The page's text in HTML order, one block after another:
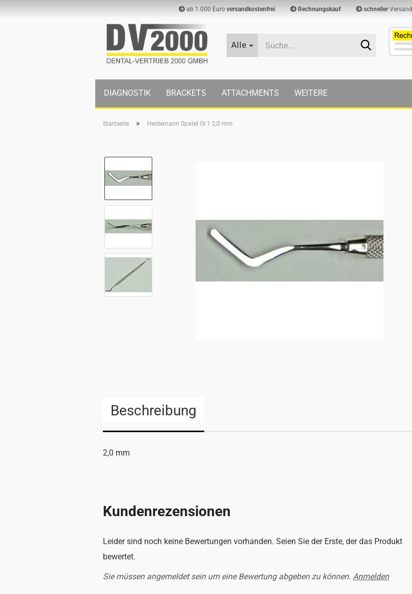
ab 1.000 Euro versandkostenfrei Rechnungskauf schnellerVersand
Alle
Suche...
DIAGNOSTIK BRACKETS ATTACHMENTS WEITERE
Startseite » Heidemann Spatel Gr.1 2,0 mm
Beschreibung
2,0 mm
Kundenrezensionen
Leider sind noch keine Bewertungen vorhanden. Seien Sie der Erste, der das Produkt
bewertet.
Sie müssen angemeldet sein um eine Bewertung abgeben zu können. Anmelden